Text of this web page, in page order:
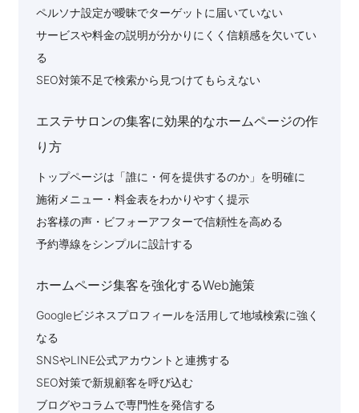
ペルソナ設定が曖昧でターゲットに届いていない
サービスや料金の説明が分かりにくく信頼感を欠いてい
る
SEO対策不足で検索から見つけてもらえない
エステサロンの集客に効果的なホームページの作
り方
トップページは「誰に・何を提供するのか」を明確に
施術メニュー・料金表をわかりやすく提示
お客様の声・ビフォーアフターで信頼性を高める
予約導線をシンプルに設計する
ホームページ集客を強化するWeb施策
Googleビジネスプロフィールを活用して地域検索に強く
なる
SNSやLINE公式アカウントと連携する
SEO対策で新規顧客を呼び込む
ブログやコラムで専門性を発信する